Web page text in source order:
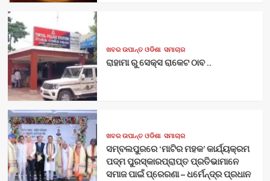
ଖବର ଉପାନ୍ତ ଓଡିଶା ସମାଚାର
ରାହାମା ରୁ ସେକ୍ସ ରାକେଟ ଠାବ ..
ଖବର ଉପାନ୍ତ ଓଡିଶା ସମାଚାର
ସମ୍ବଲପୁରରେ ‘ମାଟିର ମହକ’ କାର୍ଯ୍ୟକ୍ରମ
ପଦ୍ମ ପୁରସ୍କାରପ୍ରାପ୍ତ ପ୍ରତିଭାମାନେ
ସମାଜ ପାଇଁ ପ୍ରେରଣା – ଧର୍ମେନ୍ଦ୍ର ପ୍ରଧାନ